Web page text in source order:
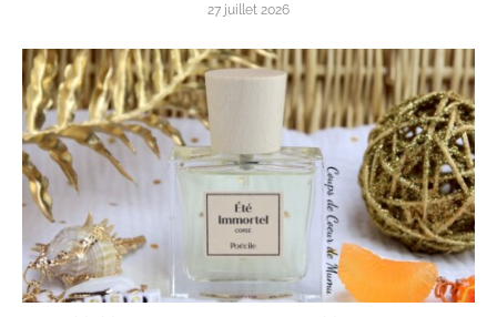
27 juillet 2026